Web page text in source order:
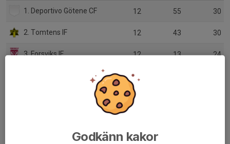
1. Deportivo Götene CF 12 55 30
2. Tomtens IF 12 43 30
3. Forsviks IF 12 13 24
12
12
7. Hova/Weimer 12
Godkänn kakor